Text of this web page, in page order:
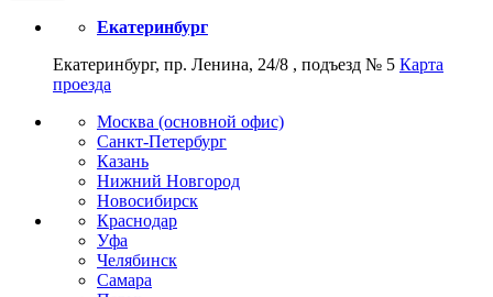
Екатеринбург
Екатеринбург, пр. Ленина, 24/8 , подъезд № 5 Карта
проезда
Москва (основной офис)
Санкт-Петербург
Казань
Нижний Новгород
Новосибирск
Краснодар
Уфа
Челябинск
Самара